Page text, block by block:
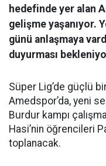
hedefinde yer alan
gelişme yaşanıyor.
günü anlaşmaya
duyurması
Süper Lig’de güçlü
Amedspor’da, yeni
Burdur kampı
Hasi’nin öğrencileri
toplanacak.